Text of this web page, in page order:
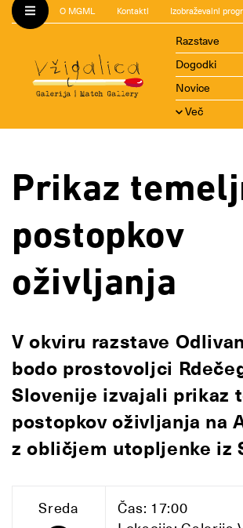
O MGML Kontakti Izobraževalni
Razstave
Dogodki
Novice
Več
Prikaz
postopkov
oživljanja
V okviru razstave
bodo prostovoljci
Slovenije izvajali prikaz
postopkov oživljanja na
z obličjem utopljenke iz
Sreda
Čas: 17:00